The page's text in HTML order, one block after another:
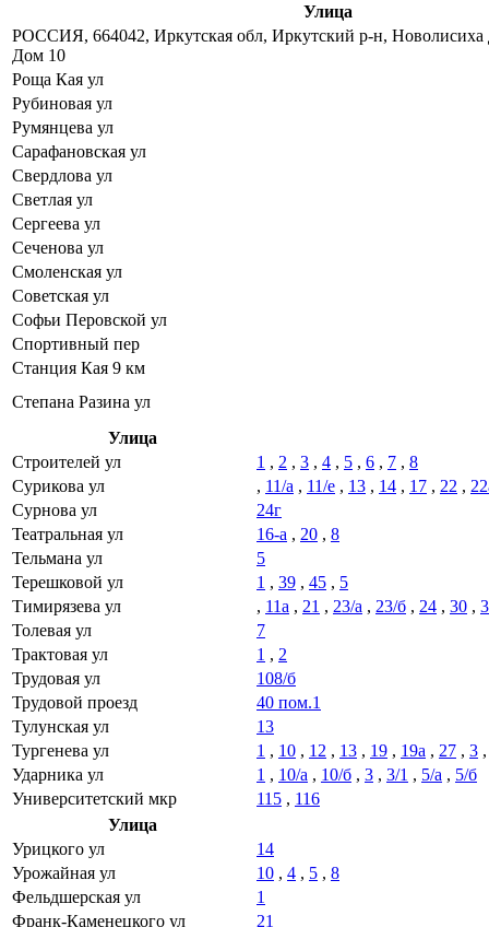
Улица
РОССИЯ, 664042, Иркутская обл, Иркутский р-н, Новолисиха
Дом 10
Роща Кая ул
Рубиновая ул
Румянцева ул
Сарафановская ул
Свердлова ул
Светлая ул
Сергеева ул
Сеченова ул
Смоленская ул
Советская ул
Софьи Перовской ул
Спортивный пер
Станция Кая 9 км
Степана Разина ул
Улица
Строителей ул
1 , 2 , 3 , 4 , 5 , 6 , 7 , 8
Сурикова ул
, 11/а , 11/е , 13 , 14 , 17 , 22 ,
Сурнова ул
24г
Театральная ул
16-а , 20 , 8
Тельмана ул
5
Терешковой ул
1 , 39 , 45 , 5
Тимирязева ул
, 11а , 21 , 23/а , 23/б , 24 , 30 ,
Толевая ул
7
Трактовая ул
1 , 2
Трудовая ул
108/б
Трудовой проезд
40 пом.1
Тулунская ул
13
Тургенева ул
1 , 10 , 12 , 13 , 19 , 19а , 27 , 3
Ударника ул
1 , 10/а , 10/б , 3 , 3/1 , 5/а , 5/б
Университетский мкр
115 , 116
Улица
Урицкого ул
14
Урожайная ул
10 , 4 , 5 , 8
Фельдшерская ул
1
Франк-Каменецкого ул
21